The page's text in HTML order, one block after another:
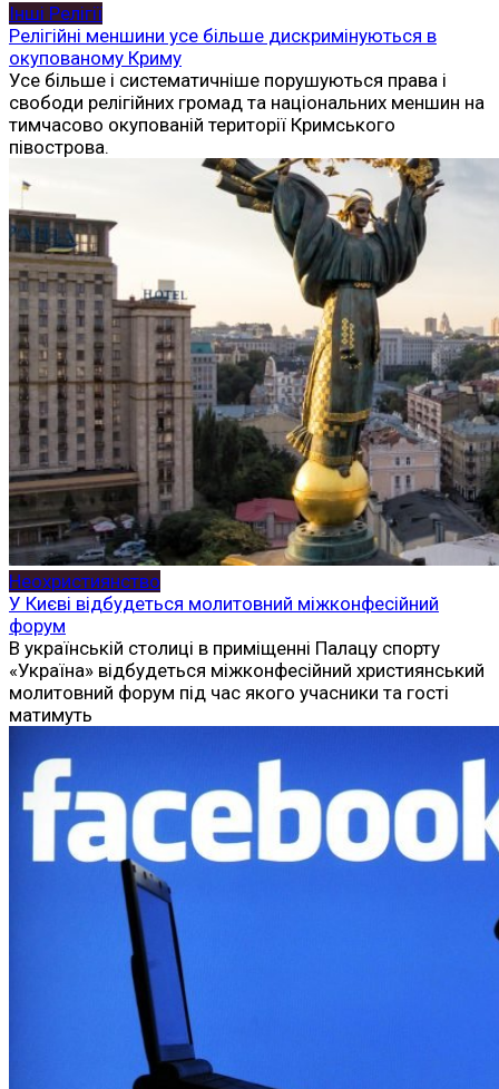
Інші Релігії
Релігійні меншини усе більше дискримінуються в
окупованому Криму
Усе більше і систематичніше порушуються права і
свободи релігійних громад та національних меншин на
тимчасово окупованій території Кримського
півострова.
Неохристиянство
У Києві відбудеться молитовний міжконфесійний
форум
В українській столиці в приміщенні Палацу спорту
«Україна» відбудеться міжконфесійний християнський
молитовний форум під час якого учасники та гості
матимуть